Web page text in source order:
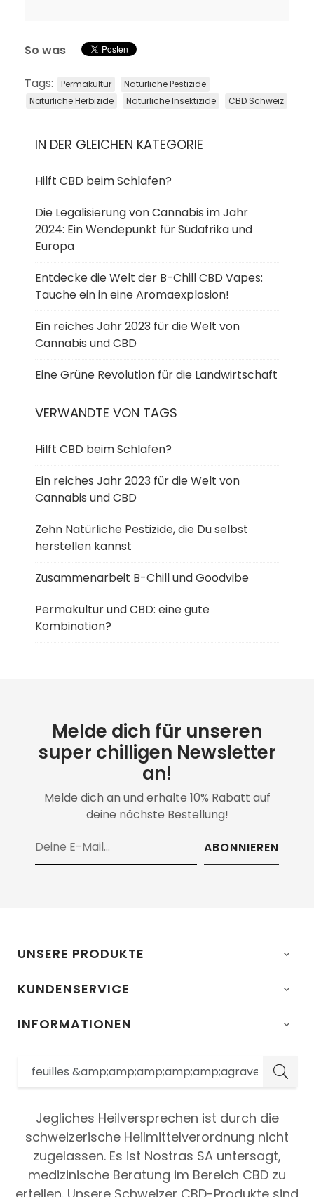
So was
Tags: Permakultur
Natürliche Pestizide
Natürliche Herbizide
Natürliche Insektizide CBD Schweiz
IN DER GLEICHEN KATEGORIE
Hilft CBD beim Schlafen?
Die Legalisierung von Cannabis im Jahr
2024: Ein Wendepunkt für Südafrika und
Europa
Entdecke die Welt der B-Chill CBD Vapes:
Tauche ein in eine Aromaexplosion!
Ein reiches Jahr 2023 für die Welt von
Cannabis und CBD
Eine Grüne Revolution für die Landwirtschaft
VERWANDTE VON TAGS
Hilft CBD beim Schlafen?
Ein reiches Jahr 2023 für die Welt von
Cannabis und CBD
Zehn Natürliche Pestizide, die Du selbst
herstellen kannst
Zusammenarbeit B-Chill und Goodvibe
Permakultur und CBD: eine gute
Kombination?
Melde dich für unseren
super chilligen Newsletter
an!
Melde dich an und erhalte 10% Rabatt auf
deine nächste Bestellung!
ABONNIEREN
UNSERE PRODUKTE 
KUNDENSERVICE 
INFORMATIONEN 
Jegliches Heilversprechen ist durch die
schweizerische Heilmittelverordnung nicht
zugelassen. Es ist Nostras SA untersagt,
medizinische Beratung im Bereich CBD zu